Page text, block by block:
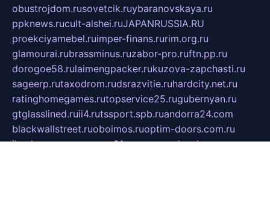
obustrojdom.rusovetcik.ruybaranovskaya.ru
ppknews.rucult-alshei.ruJAPANRUSSIA.RU
proekciyamebel.ruimper-finans.rurim.org.ru
glamourai.rubrassminus.ruzabor-pro.ruftn.pp.ru
dorogoe58.rulaimengpacker.rukuzova-zapchasti.ru
sageerp.rutaxodrom.rudsrazvitie.ruhardcity.net.ru
ratinghomegames.rutopservice25.rugubernyan.ru
gtglasslined.ruii4.rutssport.spb.ruandorra24.com
blackwallstreet.ruoboimos.ruoptim-doors.com.ru
ikuch.runycr.org.runpa21.ruvremya-ch.spb.ru